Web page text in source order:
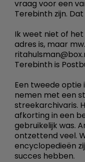
vraag voor een
Terebinth zijn.
Ik weet niet of
adres is, maar
Terebinth is
Een tweede
nemen met een
streekarchivaris.
afkorting in een
gebruikelijk was.
ontzettend veel.
encyclopedieën
succes hebben.